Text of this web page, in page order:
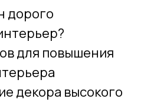
дорого
для повышения
декора высокого